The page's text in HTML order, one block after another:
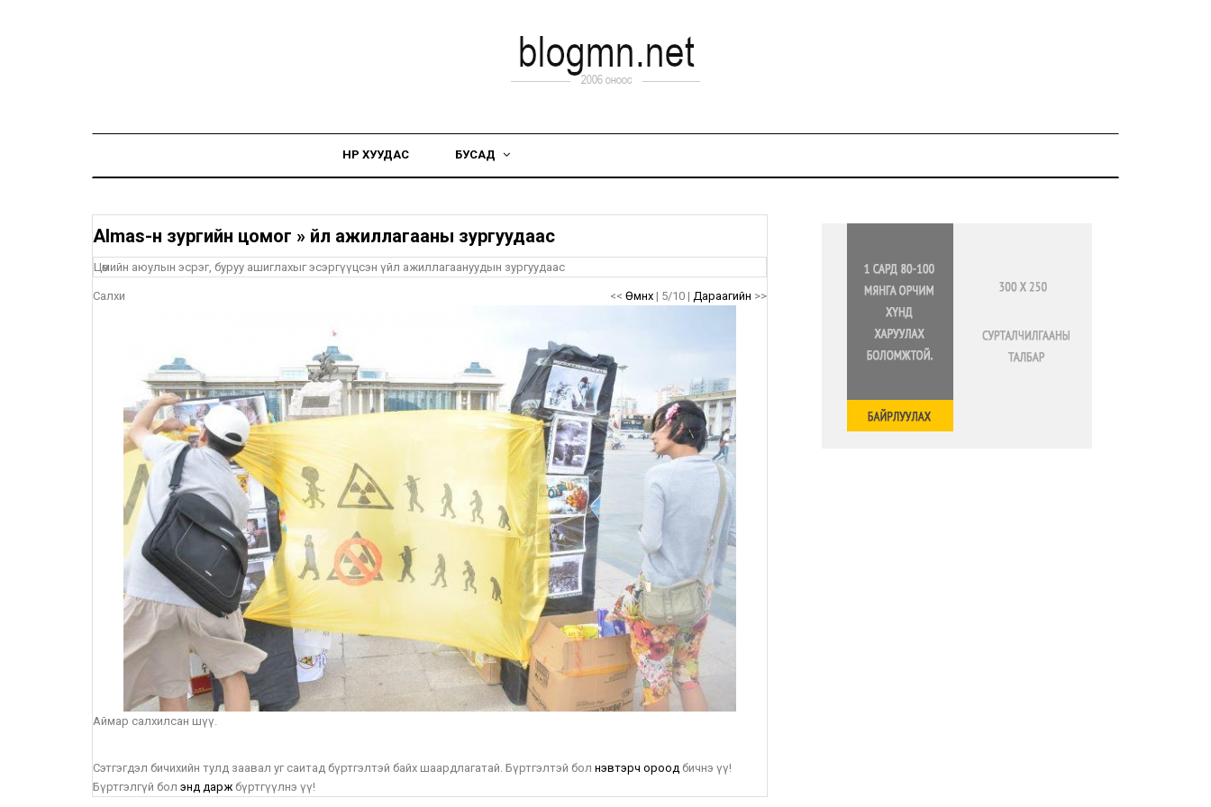
НҮҮР ХУУДАС БУСАД
Almas-н зургийн цомог » Үйл ажиллагааны зургуудаас
Цөмийн аюулын эсрэг, буруу ашиглахыг эсэргүүцсэн үйл ажиллагаануудын зургуудаас
Салхи << Өмнөх | 5/10 | Дараагийн >>
Аймар салхилсан шүү.
Сэтгэгдэл бичихийн тулд заавал уг саитад бүртгэлтэй байх шаардлагатай. Бүртгэлтэй бол нэвтэрч ороод бичнэ үү!
Бүртгэлгүй бол энд дарж бүртгүүлнэ үү!